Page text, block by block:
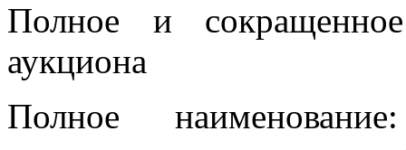
Полное и сокращенное
аукциона
Полное